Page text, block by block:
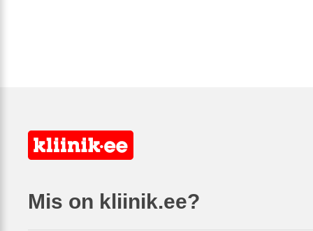
Mis on kliinik.ee?